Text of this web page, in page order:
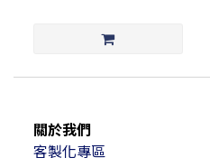
關於我們
客製化專區